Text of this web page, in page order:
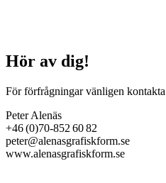
Hör av dig!
För förfrågningar vänligen
Peter Alenäs
+46 (0)70-852 60 82
peter@alenasgrafiskform.se
www.alenasgrafiskform.se